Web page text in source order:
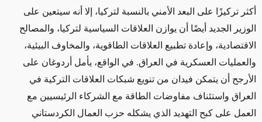
أكثر تركيزًا على البعد الأمني بالنسبة لتركيا، إلا أنه سيتعين على
الوزير الجديد أيضًا أن يوازن العلاقات السياسية لتركيا، والمصالح
الاقتصادية، وإعادة تطبيع العلاقات الطاقوية، والمخاوف البيئية،
والعمليات العسكرية في العراق. في الواقع، يأمل أردوغان على
الأرجح أن يتمكن فيدان من تنويع شبكات العلاقات التركية في
العراق واستئناف مفاوضات الطاقة مع الشركاء الرئيسيين مع
العمل على كبح التهديد الذي يشكله حزب العمال الكردستاني